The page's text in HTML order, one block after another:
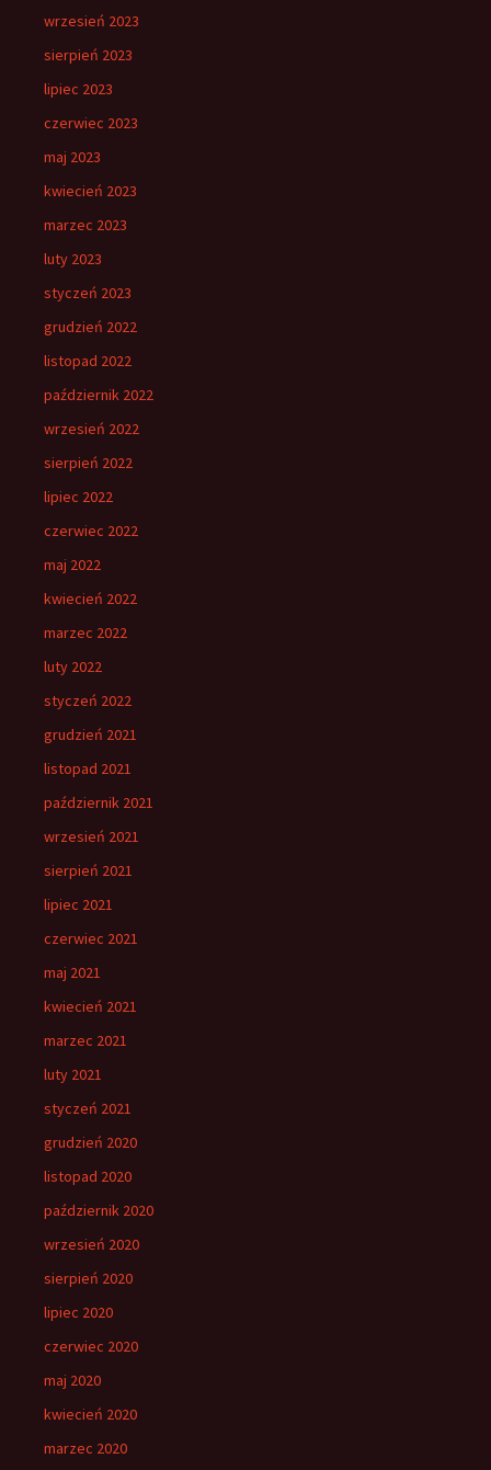
wrzesień 2023
sierpień 2023
lipiec 2023
czerwiec 2023
maj 2023
kwiecień 2023
marzec 2023
luty 2023
styczeń 2023
grudzień 2022
listopad 2022
październik 2022
wrzesień 2022
sierpień 2022
lipiec 2022
czerwiec 2022
maj 2022
kwiecień 2022
marzec 2022
luty 2022
styczeń 2022
grudzień 2021
listopad 2021
październik 2021
wrzesień 2021
sierpień 2021
lipiec 2021
czerwiec 2021
maj 2021
kwiecień 2021
marzec 2021
luty 2021
styczeń 2021
grudzień 2020
listopad 2020
październik 2020
wrzesień 2020
sierpień 2020
lipiec 2020
czerwiec 2020
maj 2020
kwiecień 2020
marzec 2020